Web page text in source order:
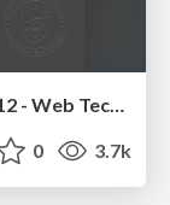
Future Trends and Review - Lecture 12 - Web Technologies (1019888BNR)
0 3.7k